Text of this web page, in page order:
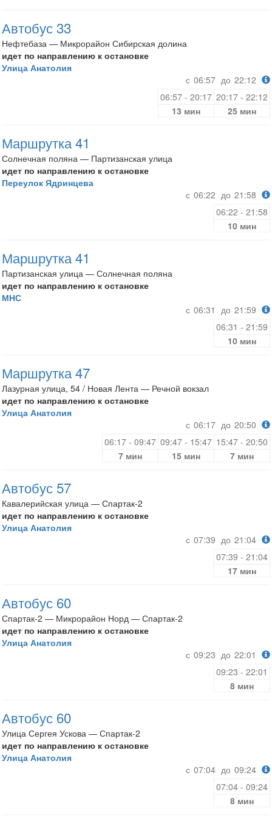
Автобус 33
Нефтебаза — Микрорайон Сибирская долина
идет по направлению к остановке
Улица Анатолия
с 06:57 до 22:12
06:57 - 20:17 20:17 - 22:12
13 мин
25 мин
Маршрутка 41
Солнечная поляна — Партизанская улица
идет по направлению к остановке
Переулок Ядринцева
с 06:22 до 21:58
06:22 - 21:58
10 мин
Маршрутка 41
Партизанская улица — Солнечная поляна
идет по направлению к остановке
МНС
с 06:31 до 21:59
06:31 - 21:59
10 мин
Маршрутка 47
Лазурная улица, 54 / Новая Лента — Речной вокзал
идет по направлению к остановке
Улица Анатолия
с 06:17 до 20:50
06:17 - 09:47 09:47 - 15:47 15:47 - 20:50
7 мин
15 мин 7 мин
Автобус 57
Кавалерийская улица — Спартак-2
идет по направлению к остановке
Улица Анатолия
с 07:39 до 21:04
07:39 - 21:04
17 мин
Автобус 60
Спартак-2 — Микрорайон Норд — Спартак-2
идет по направлению к остановке
Улица Анатолия
с 09:23 до 22:01
09:23 - 22:01
8 мин
Автобус 60
Улица Сергея Ускова — Спартак-2
идет по направлению к остановке
Улица Анатолия
с 07:04 до 09:24
07:04 - 09:24
8 мин